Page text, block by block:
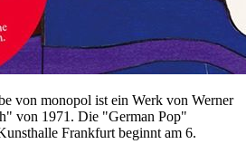
von monopol ist ein Werk von Werner
von 1971. Die "German Pop"
Frankfurt beginnt am 6.